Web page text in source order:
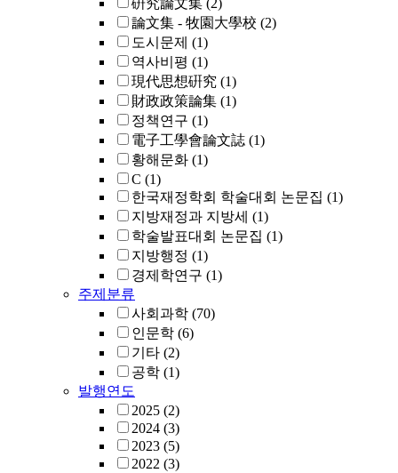
硏究論文集 (2)
論文集 - 牧園大學校 (2)
도시문제 (1)
역사비평 (1)
現代思想硏究 (1)
財政政策論集 (1)
정책연구 (1)
電子工學會論文誌 (1)
황해문화 (1)
C (1)
한국재정학회 학술대회 논문집 (1)
지방재정과 지방세 (1)
학술발표대회 논문집 (1)
지방행정 (1)
경제학연구 (1)
주제분류
사회과학 (70)
인문학 (6)
기타 (2)
공학 (1)
발행연도
2025 (2)
2024 (3)
2023 (5)
2022 (3)